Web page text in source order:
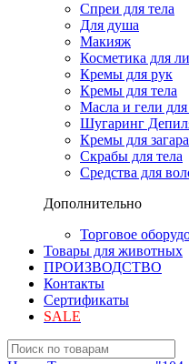
Спреи для тела
Для душа
Макияж
Косметика для
Кремы для рук
Кремы для тела
Масла и гели для
Шугаринг
Кремы для загара
Скрабы для тела
Средства для
Дополнительно
Торговое
Товары для животных
ПРОИЗВОДСТВО
Контакты
Сертификаты
SALE